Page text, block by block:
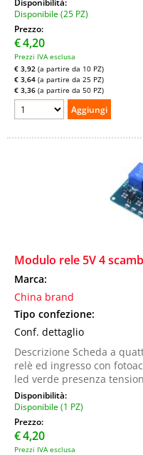
Disponibile (25 PZ)
Prezzo:
€4,20
Prezzi IVA esclusa
€ 3,92 (a partire da 10 PZ)
€ 3,64 (a partire da 25 PZ)
€ 3,36 (a partire da 50 PZ)
Modulo rele 5V 4
Marca:
China brand
Tipo confezione:
Conf. dettaglio
Descrizione Scheda a
relè ed ingresso con
led verde presenza
Disponibilità:
Disponibile (1 PZ)
Prezzo:
€4,20
Prezzi IVA esclusa